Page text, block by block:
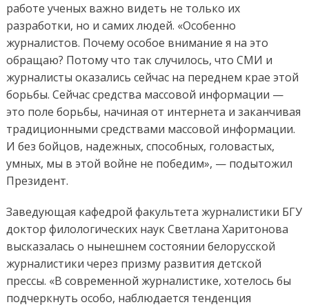
работе ученых важно видеть не только их
разработки, но и самих людей. «Особенно
журналистов. Почему особое внимание я на это
обращаю? Потому что так случилось, что СМИ и
журналисты оказались сейчас на переднем крае этой
борьбы. Сейчас средства массовой информации —
это поле борьбы, начиная от интернета и заканчивая
традиционными средствами массовой информации.
И без бойцов, надежных, способных, головастых,
умных, мы в этой войне не победим», — подытожил
Президент.
Заведующая кафедрой факультета журналистики БГУ
доктор филологических наук Светлана Харитонова
высказалась о нынешнем состоянии белорусской
журналистики через призму развития детской
прессы. «В современной журналистике, хотелось бы
подчеркнуть особо, наблюдается тенденция